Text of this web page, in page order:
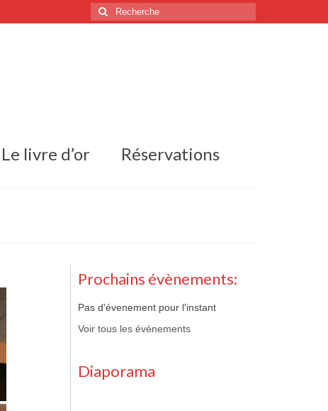
Rechercher
:
Le livre d’or Réservations
Prochains évènements:
Pas d'évenement pour l'instant
Voir tous les évènements
Diaporama